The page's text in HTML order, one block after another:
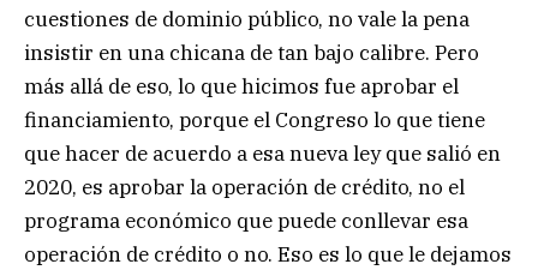
cuestiones de dominio público, no vale la pena
insistir en una chicana de tan bajo calibre. Pero
más allá de eso, lo que hicimos fue aprobar el
financiamiento, porque el Congreso lo que tiene
que hacer de acuerdo a esa nueva ley que salió en
2020, es aprobar la operación de crédito, no el
programa económico que puede conllevar esa
operación de crédito o no. Eso es lo que le dejamos